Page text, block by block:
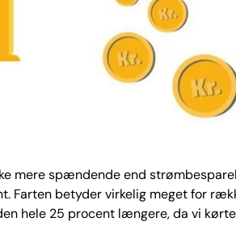
mere spændende end
Farten betyder virkelig meget for
hele 25 procent længere, da vi kørte